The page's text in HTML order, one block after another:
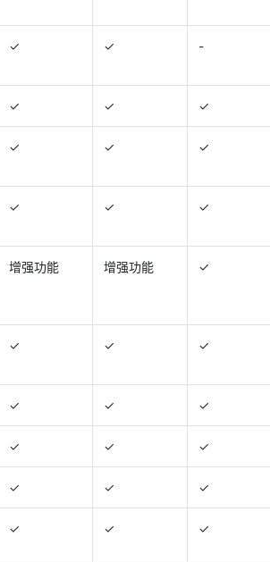
✓ ✓ -
✓ ✓ ✓
✓ ✓ ✓
✓ ✓ ✓
增强功能 增强功能 ✓
✓ ✓ ✓
✓ ✓ ✓
✓ ✓ ✓
✓ ✓ ✓
✓ ✓ ✓